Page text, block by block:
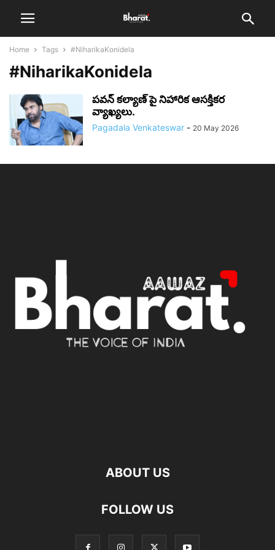
Home Tags #NiharikaKonidela
#NiharikaKonidela
పవన్ కల్యాణ్ పై నిహారిక ఆసక్తికర
వ్యాఖ్యలు.
Pagadala Venkateswar - 20 May 2026
ABOUT US
FOLLOW US